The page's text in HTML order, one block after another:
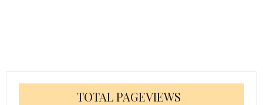
TOTAL PAGEVIEWS